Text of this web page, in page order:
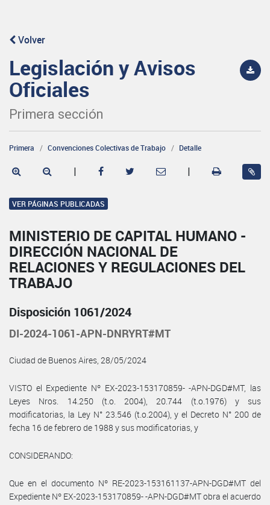
Volver
Legislación y Avisos
Oficiales
Primera sección
Primera Convenciones Colectivas de Trabajo Detalle
| |
VER PÁGINAS PUBLICADAS
MINISTERIO DE CAPITAL HUMANO -
DIRECCIÓN NACIONAL DE
RELACIONES Y REGULACIONES DEL
TRABAJO
Disposición 1061/2024
DI-2024-1061-APN-DNRYRT#MT
Ciudad de Buenos Aires, 28/05/2024
VISTO el Expediente Nº EX-2023-153170859- -APN-DGD#MT, las
Leyes Nros. 14.250 (t.o. 2004), 20.744 (t.o.1976) y sus
modificatorias, la Ley N° 23.546 (t.o.2004), y el Decreto N° 200 de
fecha 16 de febrero de 1988 y sus modificatorias, y
CONSIDERANDO:
Que en el documento Nº RE-2023-153161137-APN-DGD#MT del
Expediente Nº EX-2023-153170859- -APN-DGD#MT obra el acuerdo